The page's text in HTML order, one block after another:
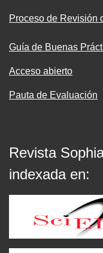
Proceso de Revisión
Guía de Buenas
Acceso abierto
Pauta de Evaluación
Revista
indexada en: